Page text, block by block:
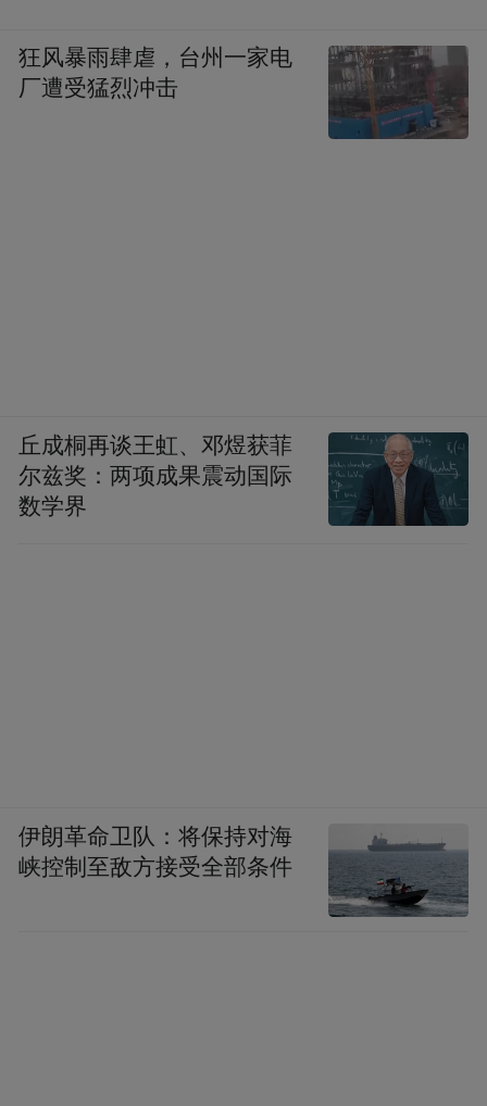
狂风暴雨肆虐，台州一家电
厂遭受猛烈冲击
丘成桐再谈王虹、邓煜获菲
尔兹奖：两项成果震动国际
数学界
伊朗革命卫队：将保持对海
峡控制至敌方接受全部条件